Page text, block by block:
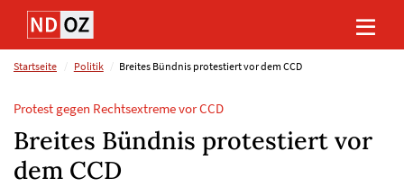
Direkt
Inhalt
(Eingabetaste)
Direkt
Hauptmenu
(Eingabetaste)
Direkt
Suche
(Eingabetaste)
Direkt
Footer
(Eingabetaste)
Startseite Politik Breites Bündnis protestiert vor dem CCD
Protest gegen Rechtsextreme vor CCD
Breites Bündnis protestiert vor
dem CCD